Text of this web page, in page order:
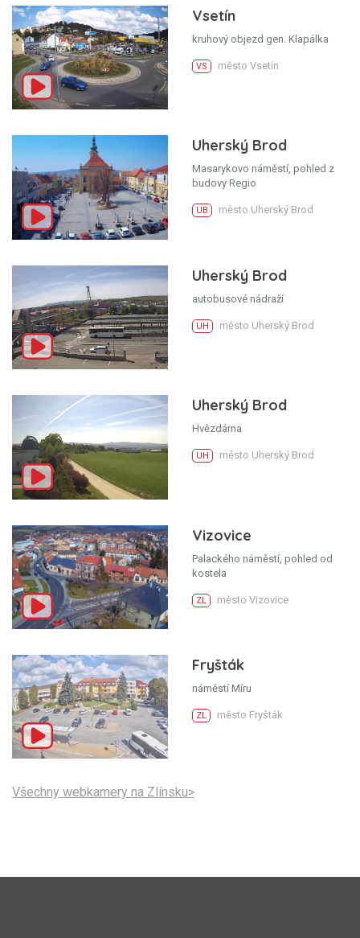
Vsetín
kruhový objezd gen. Klapálka
VS město Vsetín
Uherský Brod
Masarykovo náměstí, pohled z
budovy Regio
UB město Uherský Brod
Uherský Brod
autobusové nádraží
UH město Uherský Brod
Uherský Brod
Hvězdárna
UH město Uherský Brod
Vizovice
Palackého náměstí, pohled od
kostela
ZL město Vizovice
Fryšták
náměstí Míru
ZL město Fryšták
Všechny webkamery na Zlínsku>